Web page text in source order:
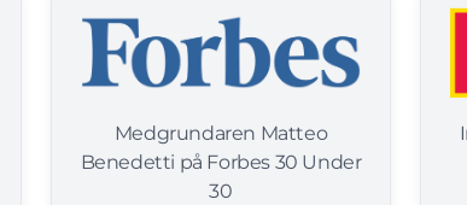
Medgrundaren Matteo
Benedetti på Forbes 30 Under
30